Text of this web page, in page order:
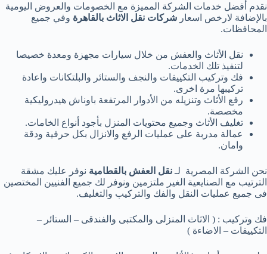
نقدم أفضل خدمات الشركة المميزة مع الخصومات والعروض اليومية
بالإضافة لارخص اسعار شركات نقل الاثاث بالقاهرة وفي جميع
المحافظات.
نقل الأثاث والعفش من خلال سيارات مجهزة ومعدة خصيصا
لتنفيذ تلك الخدمات.
فك وتركيب التكييفات والنجف والستائر والبلتكانات واعادة
تركيبها مرة اخرى.
رفع الأثاث وتنزيله من الأدوار المرتفعة باوناش هيدروليكية
مخصصة.
تغليف الأثاث وجميع محتويات المنزل بأجود أنواع الخامات.
عمالة مدربة على عمليات الرفع والانزال بكل حرفية ودقة
وامان.
نحن الشركة المصرية لـ نقل العفش بالقطامية نوفر عليك مشقة
الترتيب مع الصنايعية الغير ملتزمين ونوفر لك جميع الفنيين المختصين
فى جميع عمليات النقل والفك والتركيب والتغليف.
فك وتركيب : ( الاثاث المنزلى والمكتبى والفندقى – الستائر –
التكييفات – الاضاءة )